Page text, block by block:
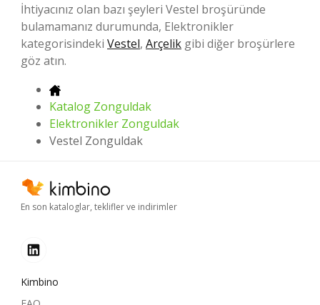
İhtiyacınız olan bazı şeyleri Vestel broşüründe
bulamamanız durumunda, Elektronikler
kategorisindeki Vestel, Arçelik gibi diğer broşürlere
göz atın.
Katalog Zonguldak
Elektronikler Zonguldak
Vestel Zonguldak
En son kataloglar, teklifler ve indirimler
Kimbino